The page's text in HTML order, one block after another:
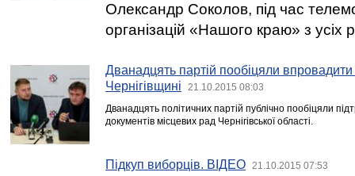
Олександр Соколов, під час
організацій «Нашого краю» з усіх
Дванадцять партій пообіцяли
Чернігівщині
21.10.2015 08:03
Дванадцять політичних партій публічно пообіцяли
документів місцевих рад Чернігівської області.
Підкуп виборців. ВІДЕО 21.10.2015 07:53